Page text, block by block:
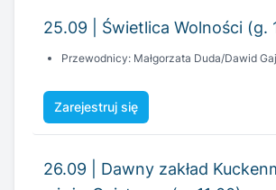
25.09 | Świetlica Wolności (g.
Przewodnicy: Małgorzata Duda/Dawid
Zarejestruj się
26.09 | Dawny zakład